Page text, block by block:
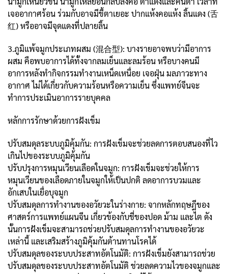
เจออากาศร้อน ร่วมกับอาจมีขี้ตาเยอะ ปากแห้งคอแห้ง ลิ้นแดง (舌
红) หรืออาจมีจุดแดงที่ปลายลิ้น
3.ภูมิแพ้จมูกประเภทผสม (混合型): บางรายอาจพบว่ามีอาการ
ผสม คือพบอาการได้ทั้งจากลมเย็นและลมร้อน หรือบางคนมี
อาการหลังทำกิจกรรมทำงานเหน็ดเหนื่อย เจอฝุ่น มลภาวะทาง
อากาศ ไม่ได้เกี่ยวกับความร้อนหรือความเย็น ซึ่งแพทย์จีนจะ
ทำการประเมินอาการรายบุคคล
หลักการรักษาด้วยการฝังเข็ม
ปรับสมดุลระบบภูมิคุ้มกัน: การฝังเข็มจะช่วยลดการตอบสนองที่ไว
เกินไปของระบบภูมิคุ้มกัน
ปรับปรุงการหมุนเวียนเลือดในจมูก: การฝังเข็มจะช่วยให้การ
หมุนเวียนของเลือดภายในจมูกให้เป็นปกติ ลดอาการบวมและ
อักเสบในเยื่อบุจมูก
ปรับสมดุลการทำงานของอวัยวะในร่างกาย: จากหลักทฤษฎีของ
ศาสตร์การแพทย์แผนจีน เกี่ยวข้องกับชี่ของปอด ม้าม และไต ดัง
นั้นการฝังเข็มจะสามารถช่วยปรับสมดุลการทำงานของอวัยวะ
เหล่านี้ และเสริมสร้างภูมิคุ้มกันต้านทานโรคได้
ปรับสมดุลของระบบประสาทอัตโนมัติ: การฝังเข็มยังสามารถช่วย
ปรับสมดุลของระบบประสาทอัตโนมัติ ช่วยลดความไวของจมูกและ